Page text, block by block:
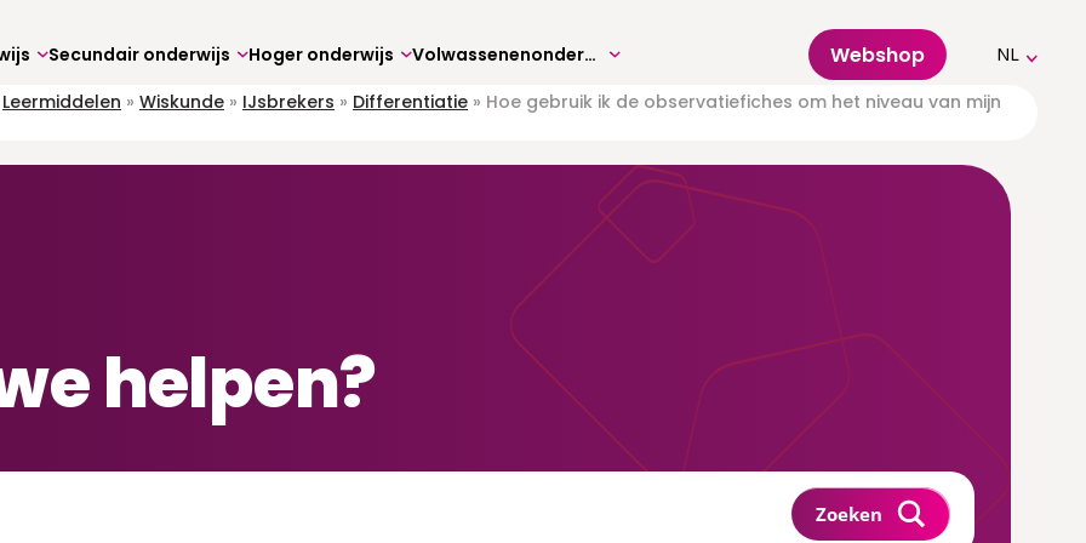
Secundair onderwijs Hoger onderwijs Volwassenenonderwijs Webshop NL
Leermiddelen » Wiskunde » IJsbrekers » Differentiatie » Hoe gebruik ik de observatiefiches om het niveau van mijn
helpen?
Zoeken